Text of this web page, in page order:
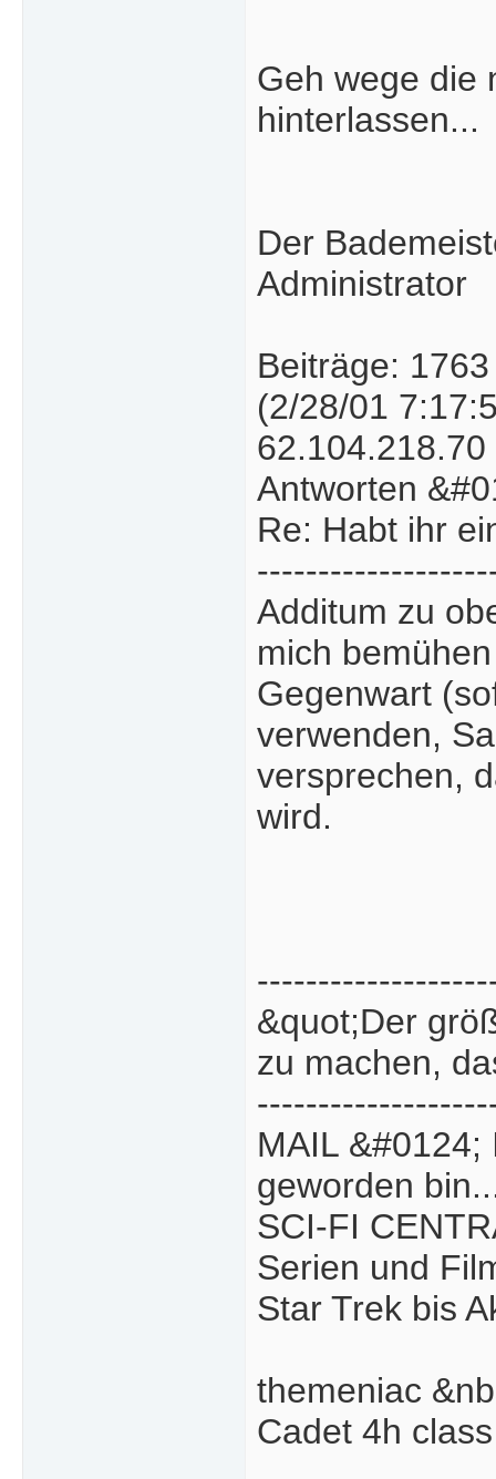
Geh wege die
hinterlassen...
Der
Administrator
Beiträge: 1763
(2/28/01
62.104.218.70
Antworten
Re: Habt ihr
Additum zu
mich
Gegenwart
verwenden,
versprechen,
wird.
&quot;Der
zu machen,
MAIL
geworden
SCI-FI
Serien und
Star Trek bis
themeniac
Cadet 4h class